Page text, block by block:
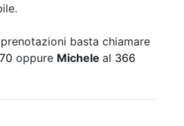
basta chiamare
oppure Michele al 366